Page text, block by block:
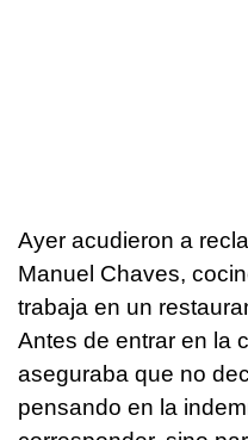
Ayer acudieron a
Manuel Chaves,
trabaja en un
Antes de entrar en la
aseguraba que no
pensando en la